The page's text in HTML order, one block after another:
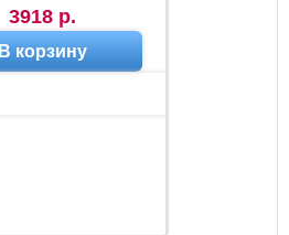
3918 р.
В корзину